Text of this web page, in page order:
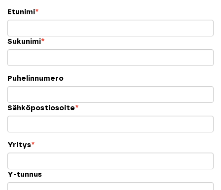
Etunimi*
Sukunimi*
Puhelinnumero
Sähköpostiosoite*
Yritys*
Y-tunnus